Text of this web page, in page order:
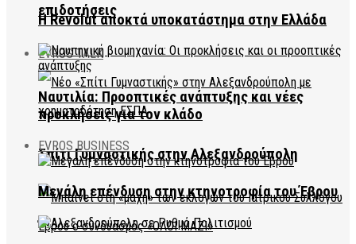
επιδοτήσεις
EVROS TALK
Σπίτι Γυμναστικής στην Αλεξανδρούπολη
Η Revolut αποκτά υποκατάστημα στην Ελλάδα
Ναυτιλία: Προοπτικές ανάπτυξης και νέες
προκλήσεις για τον κλάδο
EVROS BUSINESS
Μεγάλη επένδυση στην κτηνοτροφία του Έβρου